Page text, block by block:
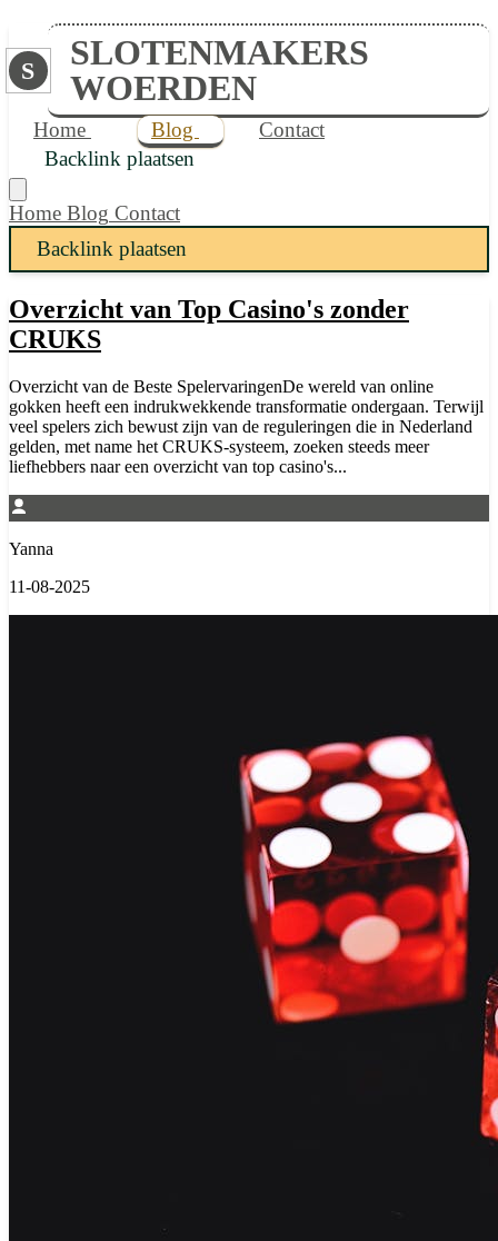
S
SLOTENMAKERS
WOERDEN
Home Blog
Contact
Backlink plaatsen
Home Blog Contact
Backlink plaatsen
Overzicht van Top Casino's zonder
CRUKS
Overzicht van de Beste SpelervaringenDe wereld van online
gokken heeft een indrukwekkende transformatie ondergaan. Terwijl
veel spelers zich bewust zijn van de reguleringen die in Nederland
gelden, met name het CRUKS-systeem, zoeken steeds meer
liefhebbers naar een overzicht van top casino's...
Yanna
11-08-2025